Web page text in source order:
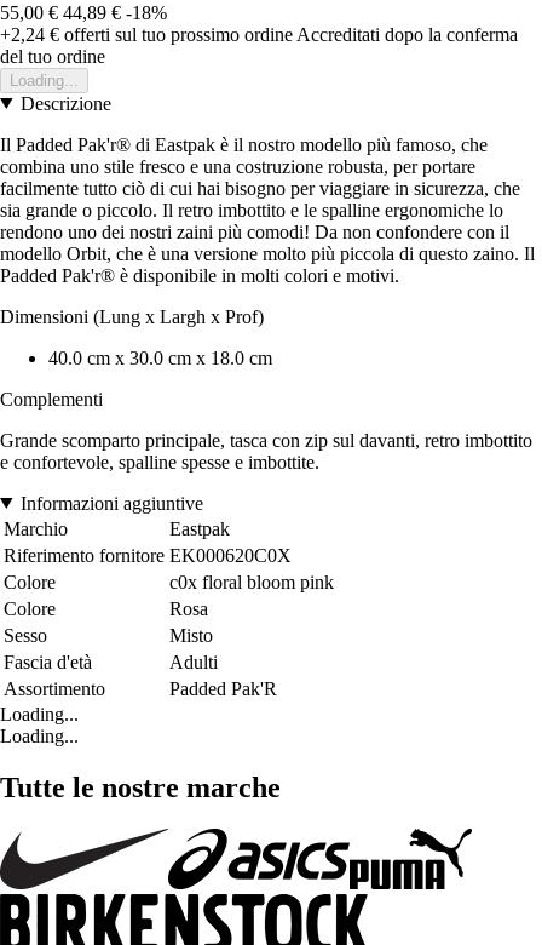
55,00 € 44,89 € -18%
+2,24 € offerti sul tuo prossimo ordine Accreditati dopo la conferma
del tuo ordine
Loading...
Descrizione
Il Padded Pak'r® di Eastpak è il nostro modello più famoso, che
combina uno stile fresco e una costruzione robusta, per portare
facilmente tutto ciò di cui hai bisogno per viaggiare in sicurezza, che
sia grande o piccolo. Il retro imbottito e le spalline ergonomiche lo
rendono uno dei nostri zaini più comodi! Da non confondere con il
modello Orbit, che è una versione molto più piccola di questo zaino. Il
Padded Pak'r® è disponibile in molti colori e motivi.
Dimensioni (Lung x Largh x Prof)
40.0 cm x 30.0 cm x 18.0 cm
Complementi
Grande scomparto principale, tasca con zip sul davanti, retro imbottito
e confortevole, spalline spesse e imbottite.
Informazioni aggiuntive
Marchio
Eastpak
Riferimento fornitore EK000620C0X
Colore
c0x floral bloom pink
Colore
Rosa
Sesso
Misto
Fascia d'età
Adulti
Assortimento
Padded Pak'R
Loading...
Loading...
Tutte le nostre marche